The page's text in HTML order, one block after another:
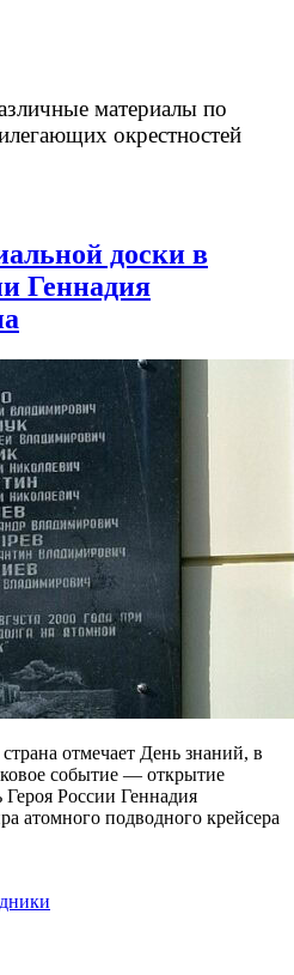
материалы по
окрестностей
доски в
Геннадия
отмечает День знаний, в
событие — открытие
России Геннадия
атомного подводного крейсера